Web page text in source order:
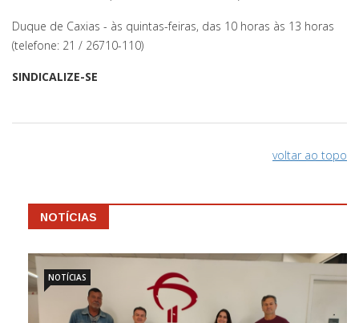
Duque de Caxias - às quintas-feiras, das 10 horas às 13 horas
(telefone: 21 / 26710-110)
SINDICALIZE-SE
voltar ao topo
NOTÍCIAS
NOTÍCIAS